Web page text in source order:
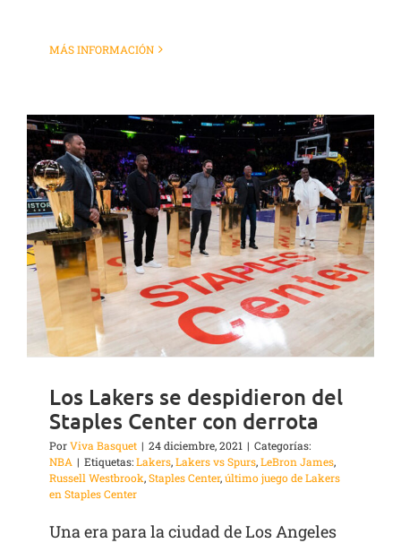
MÁS INFORMACIÓN
Los Lakers se despidieron del
Staples Center con derrota
PorViva Basquet | 24 diciembre, 2021 | Categorías:
NBA | Etiquetas:Lakers,Lakers vs Spurs,LeBron James,
Russell Westbrook,Staples Center,último juego de Lakers
en Staples Center
Una era para la ciudad de Los Angeles